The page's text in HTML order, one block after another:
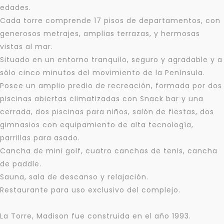
edades.
Cada torre comprende 17 pisos de departamentos, con
generosos metrajes, amplias terrazas, y hermosas
vistas al mar.
Situado en un entorno tranquilo, seguro y agradable y a
sólo cinco minutos del movimiento de la Península.
Posee un amplio predio de recreación, formada por dos
piscinas abiertas climatizadas con Snack bar y una
cerrada, dos piscinas para niños, salón de fiestas, dos
gimnasios con equipamiento de alta tecnología,
parrillas para asado.
Cancha de mini golf, cuatro canchas de tenis, cancha
de paddle.
Sauna, sala de descanso y relajación.
Restaurante para uso exclusivo del complejo.
La Torre, Madison fue construida en el año 1993.